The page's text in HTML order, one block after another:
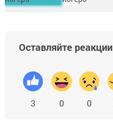
Оставляйте реакции
3 0 0